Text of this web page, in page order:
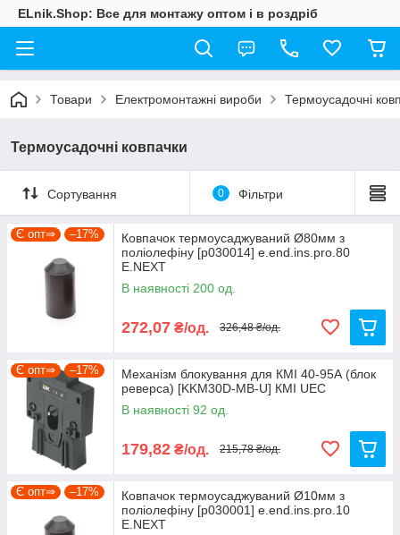
ELnik.Shop: Все для монтажу оптом і в роздріб
Товари Електромонтажні вироби Термоусадочні
Термоусадочні ковпачки
Сортування 0 Фільтри
Є опт⇒ –17%
Ковпачок термоусаджуваний Ø80мм з
поліолефіну [p030014] e.end.ins.pro.80
E.NEXT
В наявності 200 од.
272,07 ₴/од. 326,48 ₴/од.
Є опт⇒ –17%
Механізм блокування для КМІ 40-95А (блок
реверса) [KKM30D-MB-U] КМІ UEC
В наявності 92 од.
179,82 ₴/од. 215,78 ₴/од.
Є опт⇒ –17%
Ковпачок термоусаджуваний Ø10мм з
поліолефіну [p030001] e.end.ins.pro.10
E.NEXT